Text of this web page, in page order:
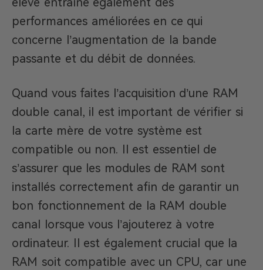
performances améliorées en ce qui
concerne l’augmentation de la bande
passante et du débit de données.
Quand vous faites l’acquisition d’une RAM
double canal, il est important de vérifier si
la carte mère de votre système est
compatible ou non. Il est essentiel de
s’assurer que les modules de RAM sont
installés correctement afin de garantir un
bon fonctionnement de la RAM double
canal lorsque vous l’ajouterez à votre
ordinateur. Il est également crucial que la
RAM soit compatible avec un CPU, car une